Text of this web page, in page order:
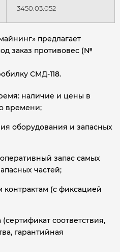
3450.03.052
предлагает
заказ противовес (№
СМД-118.
наличие и цены в
времени;
оборудования и запасных
запас самых
частей;
контрактам (с фиксацией
(сертификат соответствия,
гарантийная